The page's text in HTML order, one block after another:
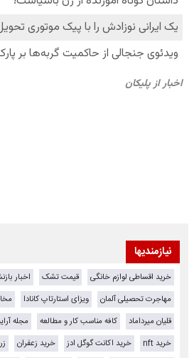
نیازمندیها
خرید اقساطی لوازم خانگی قیمت تشک
اخبار
مهاجرت تحصیلی آلمان
ویزای استارتاپ کانادا
قلیان میرداماد
کافه مناسب کار و مطالعه مجله
خرید nft
خرید اکانت گوگل ادز خرید زعفران